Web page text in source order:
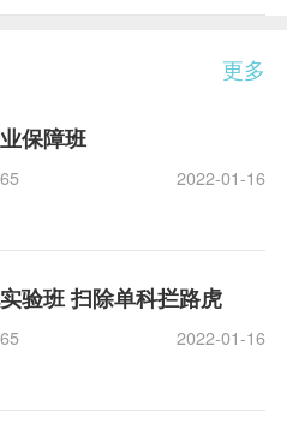
更多
保障班
2022-01-16
验班 扫除单科拦路虎
2022-01-16